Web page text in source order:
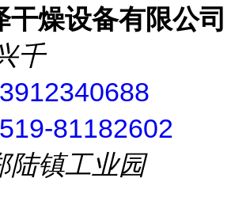
干燥设备有限公司
千
81182602
陆镇工业园